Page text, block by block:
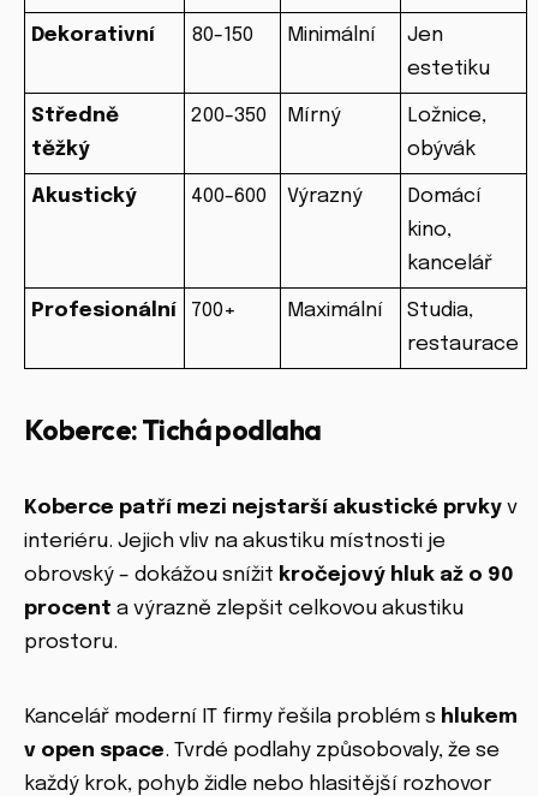
Dekorativní 80-150 Minimální
Jen
estetiku
Středně
těžký
200-350 Mírný
Ložnice,
obývák
Akustický 400-600 Výrazný
Domácí
kino,
kancelář
Profesionální 700+ Maximální
Studia,
restaurace
Koberce: Tichá podlaha
Koberce patří mezi nejstarší akustické prvky v
interiéru. Jejich vliv na akustiku místnosti je
obrovský – dokážou snížit kročejový hluk až o 90
procent a výrazně zlepšit celkovou akustiku
prostoru.
Kancelář moderní IT firmy řešila problém s hlukem
v open space. Tvrdé podlahy způsobovaly, že se
každý krok, pohyb židle nebo hlasitější rozhovor